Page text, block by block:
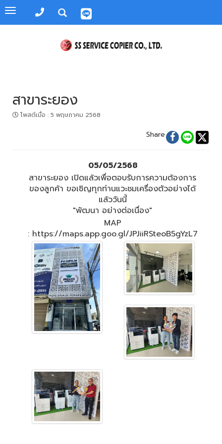
Toggle
navigation
สาขาระยอง
โพสต์เมื่อ : 5 พฤษภาคม 2568
Share
05/05/2568
สาขาระยอง เปิดแล้วเพื่อตอบรับการความต้องการ
ของลูกค้า ขอเชิญทุกท่านแวะชมเครื่องตัวอย่างได้
แล้ววันนี้
"พัฒนา อย่างต่อเนื่อง"
MAP
: https://maps.app.goo.gl/JPJiiRSteoB5gYzL7